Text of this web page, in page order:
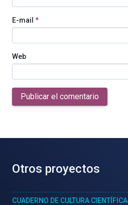
E-mail *
Web
Publicar el comentario
Otros proyectos
CUADERNO DE CULTURA CIENTÍFICA